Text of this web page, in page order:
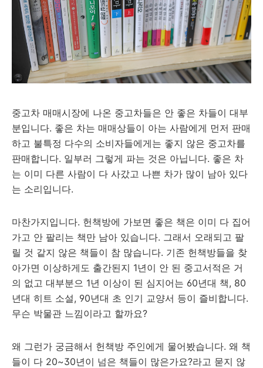
중고차 매매시장에 나온 중고차들은 안 좋은 차들이 대부
분입니다. 좋은 차는 매매상들이 아는 사람에게 먼저 판매
하고 불특정 다수의 소비자들에게는 좋지 않은 중고차를
판매합니다. 일부러 그렇게 파는 것은 아닙니다. 좋은 차
는 이미 다른 사람이 다 사갔고 나쁜 차가 많이 남아 있다
는 소리입니다.
마찬가지입니다. 헌책방에 가보면 좋은 책은 이미 다 집어
가고 안 팔리는 책만 남아 있습니다. 그래서 오래되고 팔
릴 것 같지 않은 책들이 참 많습니다. 기존 헌책방들을 찾
아가면 이상하게도 출간된지 1년이 안 된 중고서적은 거
의 없고 대부분으 1년 이상이 된 심지어는 60년대 책, 80
년대 히트 소설, 90년대 초 인기 교양서 등이 즐비합니다.
무슨 박물관 느낌이라고 할까요?
왜 그런가 궁금해서 헌책방 주인에게 물어봤습니다. 왜 책
들이 다 20~30년이 넘은 책들이 많은가요?라고 묻지 않